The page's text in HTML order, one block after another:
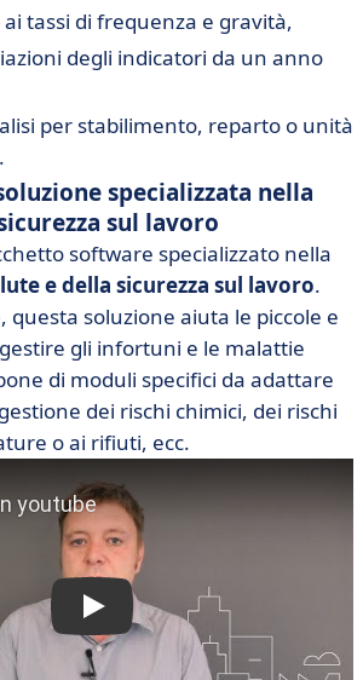
ai tassi di frequenza e gravità,
degli indicatori da un anno
per stabilimento, reparto o unità
specializzata nella
sul lavoro
software specializzato nella
e della sicurezza sul lavoro.
questa soluzione aiuta le piccole e
gli infortuni e le malattie
di moduli specifici da adattare
dei rischi chimici, dei rischi
o ai rifiuti, ecc.